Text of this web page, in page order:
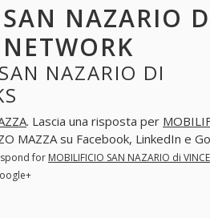
NAZARIO
NAZARIO DI
. Lascia una risposta per
MAZZA su Facebook, LinkedIn e
for MOBILIFICIO SAN NAZARIO di